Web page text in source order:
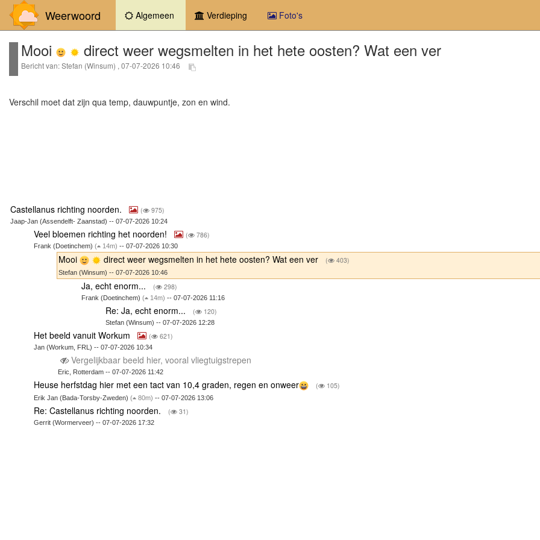
Weerwoord Algemeen (current)Verdieping Foto's
Mooi direct weer wegsmelten in het hete oosten? Wat een ver
Bericht van: Stefan (Winsum) , 07-07-2026 10:46
Verschil moet dat zijn qua temp, dauwpuntje, zon en wind.
Castellanus richting noorden. ( 975)
Jaap-Jan (Assendelft- Zaanstad) -- 07-07-2026 10:24
Veel bloemen richting het noorden! ( 786)
Frank (Doetinchem)( 14m) -- 07-07-2026 10:30
Mooi direct weer wegsmelten in het hete oosten? Wat een ver ( 403)
Stefan (Winsum) -- 07-07-2026 10:46
Ja, echt enorm... ( 298)
Frank (Doetinchem)( 14m) -- 07-07-2026 11:16
Re: Ja, echt enorm... ( 120)
Stefan (Winsum) -- 07-07-2026 12:28
Het beeld vanuit Workum ( 621)
Jan (Workum, FRL) -- 07-07-2026 10:34
Vergelijkbaar beeld hier, vooral vliegtuigstrepen
Eric, Rotterdam -- 07-07-2026 11:42
Heuse herfstdag hier met een tact van 10,4 graden, regen en onweer ( 105)
Erik Jan (Bada-Torsby-Zweden)( 80m) -- 07-07-2026 13:06
Re: Castellanus richting noorden. ( 31)
Gerrit (Wormerveer) -- 07-07-2026 17:32